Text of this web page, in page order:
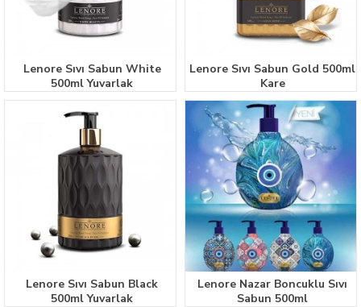
Lenore Sıvı Sabun White
500ml Yuvarlak
Lenore Sıvı Sabun Gold 500ml
Kare
Lenore Sıvı Sabun Black
500ml Yuvarlak
Lenore Nazar Boncuklu Sıvı
Sabun 500ml